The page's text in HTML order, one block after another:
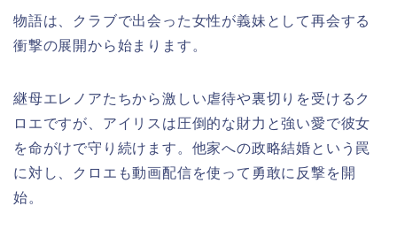
物語は、クラブで出会った女性が義妹として再会する
衝撃の展開から始まります。
継母エレノアたちから激しい虐待や裏切りを受けるク
ロエですが、アイリスは圧倒的な財力と強い愛で彼女
を命がけで守り続けます。他家への政略結婚という罠
に対し、クロエも動画配信を使って勇敢に反撃を開
始。